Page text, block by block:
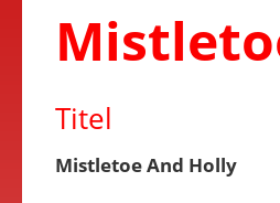
Titel
Mistletoe And Holly